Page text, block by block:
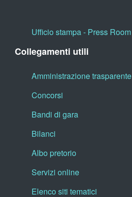
Ufficio stampa - Press Room
Collegamenti utili
Amministrazione trasparente
Concorsi
Bandi di gara
Bilanci
Albo pretorio
Servizi online
Elenco siti tematici